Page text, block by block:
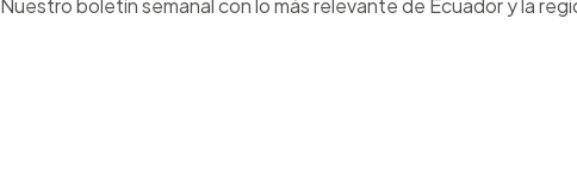
Nuestro boletín semanal con lo más relevante de Ecuador y la